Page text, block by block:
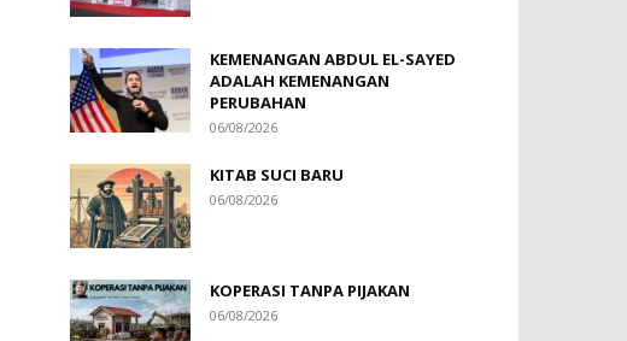
KEMENANGAN ABDUL EL-SAYED
ADALAH KEMENANGAN
PERUBAHAN
06/08/2026
KITAB SUCI BARU
06/08/2026
KOPERASI TANPA PIJAKAN
06/08/2026